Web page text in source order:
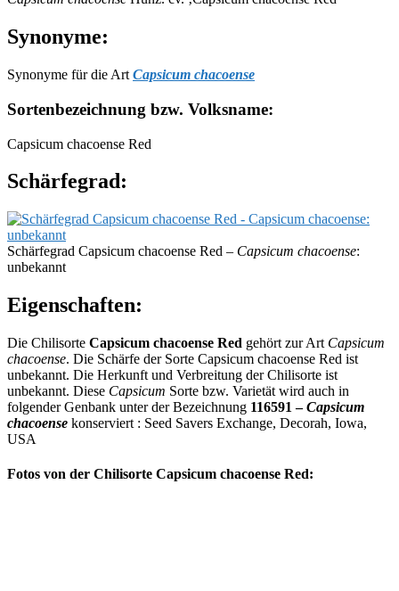
Synonyme:
Synonyme für die Art Capsicum chacoense
Sortenbezeichnung bzw. Volksname:
Capsicum chacoense Red
Schärfegrad:
Schärfegrad Capsicum chacoense Red – Capsicum chacoense:
unbekannt
Eigenschaften:
Die Chilisorte Capsicum chacoense Red gehört zur Art Capsicum
chacoense. Die Schärfe der Sorte Capsicum chacoense Red ist
unbekannt. Die Herkunft und Verbreitung der Chilisorte ist
unbekannt. Diese Capsicum Sorte bzw. Varietät wird auch in
folgender Genbank unter der Bezeichnung 116591 –Capsicum
chacoense konserviert : Seed Savers Exchange, Decorah, Iowa,
USA
Fotos von der Chilisorte Capsicum chacoense Red: